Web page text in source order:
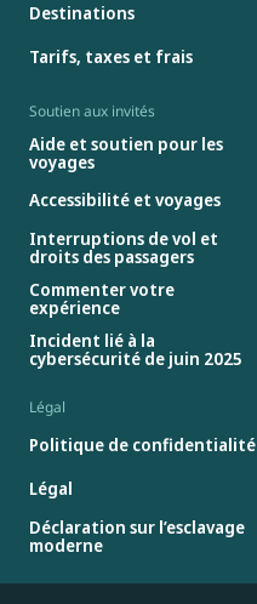
Destinations
Tarifs, taxes et frais
Soutien aux invités
Aide et soutien pour les
voyages
Accessibilité et voyages
Interruptions de vol et
droits des passagers
Commenter votre
expérience
Incident lié à la
cybersécurité de juin 2025
Légal
Politique de confidentialité
Légal
Déclaration sur l’esclavage
moderne